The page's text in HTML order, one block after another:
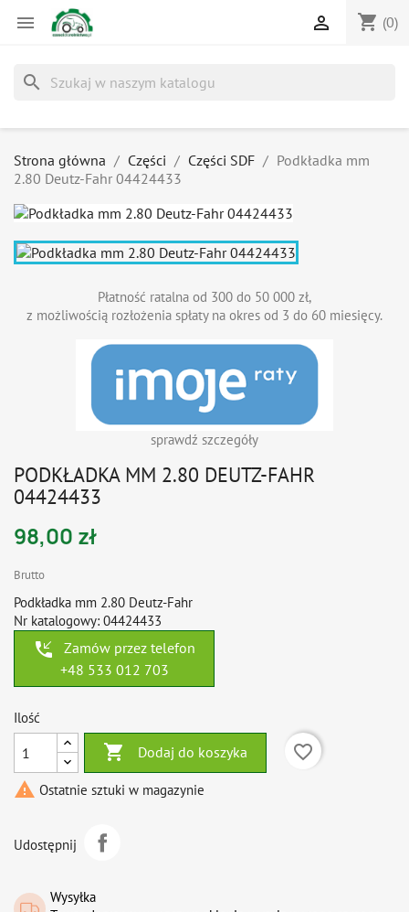
 shopping_cart (0)

search
Strona główna Części Części SDF
Podkładka mm
2.80 Deutz-Fahr 04424433
Płatność ratalna od 300 do 50 000 zł,
z możliwością rozłożenia spłaty na okres od 3 do 60 miesięcy.
sprawdź szczegóły
PODKŁADKA MM 2.80 DEUTZ-FAHR
04424433
98,00 zł
Brutto
Podkładka mm 2.80 Deutz-Fahr
Nr katalogowy: 04424433
phone_callback
Zamów przez telefon
+48 533 012 703
Ilość
 Dodaj do koszyka
favorite_border
 Ostatnie sztuki w magazynie
Udostępnij
Wysyłka